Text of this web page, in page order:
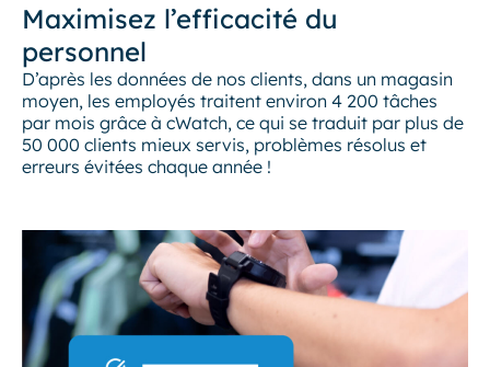
Maximisez l’efficacité du
personnel
D’après les données de nos clients, dans un magasin
moyen, les employés traitent environ 4 200 tâches
par mois grâce à cWatch, ce qui se traduit par plus de
50 000 clients mieux servis, problèmes résolus et
erreurs évitées chaque année !